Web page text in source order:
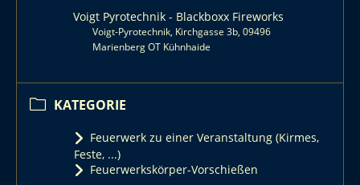
Voigt Pyrotechnik - Blackboxx Fireworks
Voigt-Pyrotechnik, Kirchgasse 3b, 09496
Marienberg OT Kühnhaide
KATEGORIE
Feuerwerk zu einer Veranstaltung (Kirmes,
Feste, ...)
Feuerwerkskörper-Vorschießen